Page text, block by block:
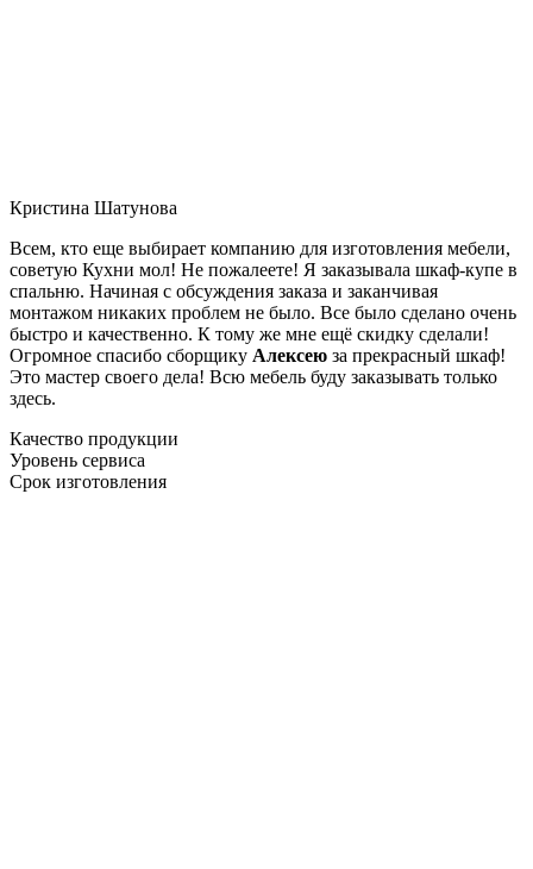
Кристина Шатунова
Всем, кто еще выбирает компанию для изготовления мебели,
советую Кухни мол! Не пожалеете! Я заказывала шкаф-купе в
спальню. Начиная с обсуждения заказа и заканчивая
монтажом никаких проблем не было. Все было сделано очень
быстро и качественно. К тому же мне ещё скидку сделали!
Огромное спасибо сборщику Алексею за прекрасный шкаф!
Это мастер своего дела! Всю мебель буду заказывать только
здесь.
Качество продукции
Уровень сервиса
Срок изготовления